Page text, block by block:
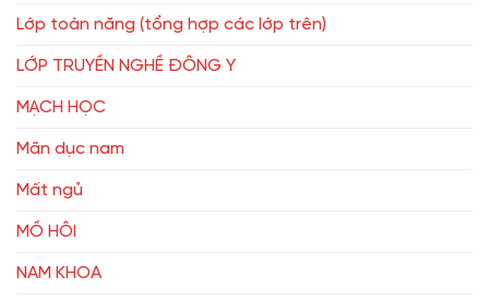
Lớp toàn năng (tổng hợp các lớp trên)
LỚP TRUYỀN NGHỀ ĐÔNG Y
MẠCH HỌC
Mãn dục nam
Mất ngủ
MỒ HÔI
NAM KHOA